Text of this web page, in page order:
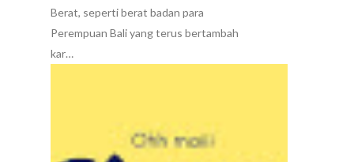
Berat, seperti berat badan para
Perempuan Bali yang terus bertambah
kar…